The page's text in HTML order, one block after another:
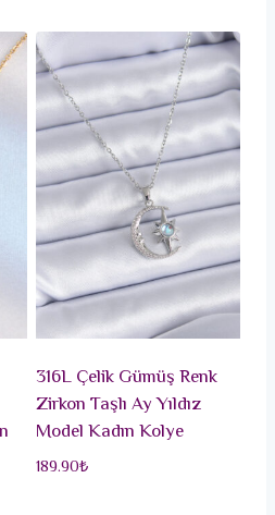
316L Çelik Gümüş Renk
Zirkon Taşlı Ay Yıldız
Model Kadın Kolye
189.90₺